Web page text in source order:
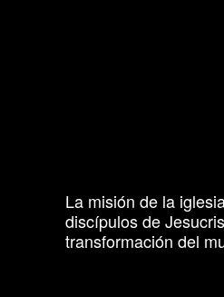
La misión de la
discípulos de
transformación del